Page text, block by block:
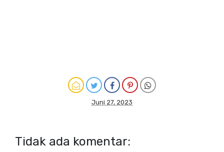
Juni 27, 2023
Tidak ada komentar: